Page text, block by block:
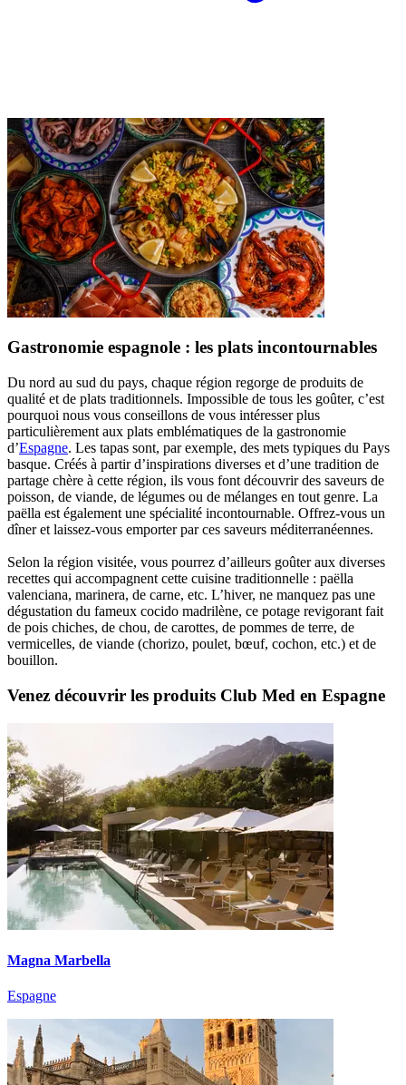
Gastronomie espagnole : les plats incontournables
Du nord au sud du pays, chaque région regorge de produits de
qualité et de plats traditionnels. Impossible de tous les goûter, c’est
pourquoi nous vous conseillons de vous intéresser plus
particulièrement aux plats emblématiques de la gastronomie
d’Espagne. Les tapas sont, par exemple, des mets typiques du Pays
basque. Créés à partir d’inspirations diverses et d’une tradition de
partage chère à cette région, ils vous font découvrir des saveurs de
poisson, de viande, de légumes ou de mélanges en tout genre. La
paëlla est également une spécialité incontournable. Offrez-vous un
dîner et laissez-vous emporter par ces saveurs méditerranéennes.
Selon la région visitée, vous pourrez d’ailleurs goûter aux diverses
recettes qui accompagnent cette cuisine traditionnelle : paëlla
valenciana, marinera, de carne, etc. L’hiver, ne manquez pas une
dégustation du fameux cocido madrilène, ce potage revigorant fait
de pois chiches, de chou, de carottes, de pommes de terre, de
vermicelles, de viande (chorizo, poulet, bœuf, cochon, etc.) et de
bouillon.
Venez découvrir les produits Club Med en Espagne
Magna Marbella
Espagne